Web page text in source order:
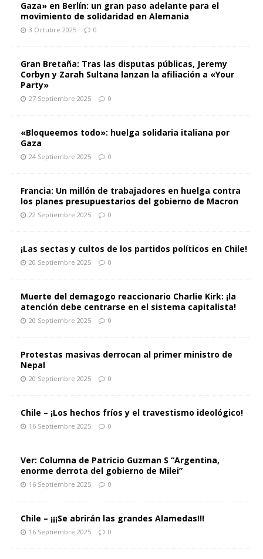
Gaza» en Berlín: un gran paso adelante para el
movimiento de solidaridad en Alemania
3 Octubre 2025 0
Gran Bretaña: Tras las disputas públicas, Jeremy
Corbyn y Zarah Sultana lanzan la afiliación a «Your
Party»
27 Septiembre 2025 0
«Bloqueemos todo»: huelga solidaria italiana por
Gaza
24 Septiembre 2025 0
Francia: Un millón de trabajadores en huelga contra
los planes presupuestarios del gobierno de Macron
22 Septiembre 2025 0
¡Las sectas y cultos de los partidos políticos en Chile!
20 Septiembre 2025 0
Muerte del demagogo reaccionario Charlie Kirk: ¡la
atención debe centrarse en el sistema capitalista!
20 Septiembre 2025 0
Protestas masivas derrocan al primer ministro de
Nepal
20 Septiembre 2025 0
Chile – ¡Los hechos fríos y el travestismo ideológico!
16 Septiembre 2025 0
Ver: Columna de Patricio Guzman S “Argentina,
enorme derrota del gobierno de Milei”
16 Septiembre 2025 0
Chile – ¡¡¡Se abrirán las grandes Alamedas!!!
16 Septiembre 2025 0